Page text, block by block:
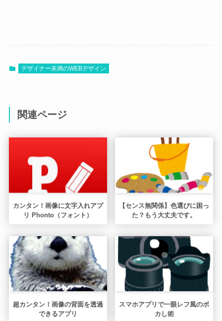
デザイナー未満のWEBデザイン
関連ページ
カンタン！画像に文字入れアプ
リ Phonto（フォント）
【センス無関係】色選びに困っ
た？もう大丈夫です。
超カンタン！画像の背面を透過
できるアプリ
スマホアプリで一眼レフ風のボ
カし術